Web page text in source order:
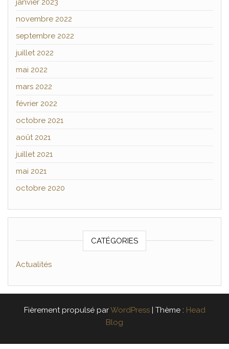
janvier 2023
novembre 2022
septembre 2022
juillet 2022
mai 2022
mars 2022
février 2022
octobre 2021
août 2021
juillet 2021
mai 2021
octobre 2020
CATÉGORIES
Actualités
Fièrement propulsé parWordPress Thème : Head
Blog